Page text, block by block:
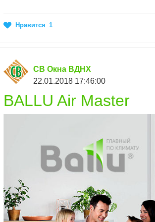
Нравится 1
СВ Окна ВДНХ
22.01.2018 17:46:00
BALLU Air Master